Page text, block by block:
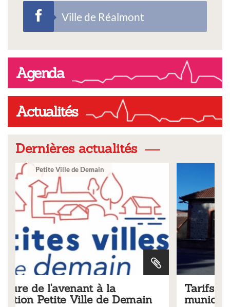
Ville de Réalmont
Agenda
Actualités
Dernières actualités
Tarifs 2026 des services
municipaux